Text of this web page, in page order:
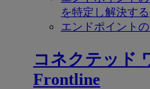
を特定し解決する
エンドポイント
コネクテッド
Frontline